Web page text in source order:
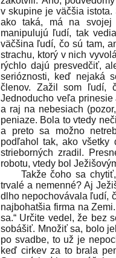
v skupine je väčšia
ako taká, má na svojej
manipulujú ľudí, tak
väčšina ľudí, čo sú tam,
strachu, ktorý v nich
rýchlo dajú presvedčiť,
serióznosti, keď nejaká
členov. Zažil som ľudí,
Jednoducho veľa
a raj na nebesiach
peniaze. Bola to vtedy
a preto sa možno
podľahol tak, ako
strieborných zradil.
robotu, vtedy bol
Takže čoho sa chytiť,
trvalé a nemenné? Aj
dlho nepochovávala ľudí,
najbohatšia firma na
sa.“ Určite vedel, že bez
sobášiť. Množiť sa, bolo
po svadbe, to už je
keď cirkev za to brala